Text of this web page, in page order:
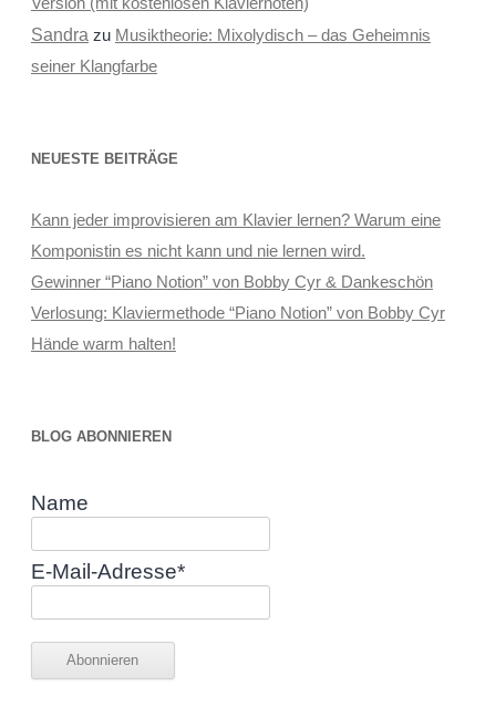
Sandra zu Musiktheorie: Mixolydisch – das Geheimnis
seiner Klangfarbe
NEUESTE BEITRÄGE
Kann jeder improvisieren am Klavier lernen? Warum eine
Komponistin es nicht kann und nie lernen wird.
Gewinner “Piano Notion” von Bobby Cyr & Dankeschön
Verlosung: Klaviermethode “Piano Notion” von Bobby Cyr
Hände warm halten!
BLOG ABONNIEREN
Name
E-Mail-Adresse*